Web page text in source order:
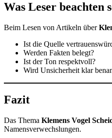
Was Leser beachten
Beim Lesen von Artikeln über
Ist die Quelle
Werden Fakten belegt?
Ist der Ton respektvoll?
Wird Unsicherheit klar
Fazit
Das Thema Klemens Vogel
Namensverwechslungen.